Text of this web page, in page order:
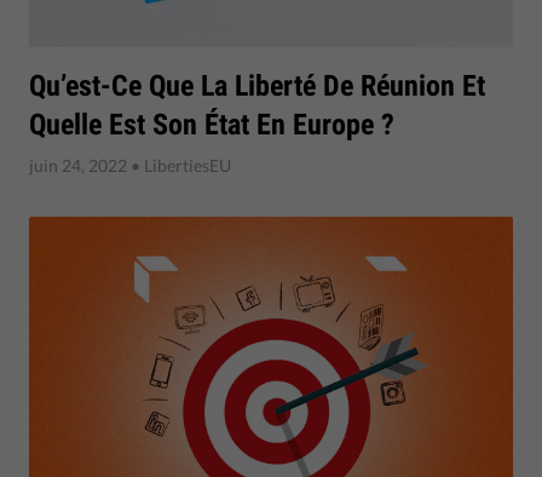
​Qu’est-Ce Que La Liberté De Réunion Et
Quelle Est Son État En Europe ?
juin 24, 2022 • LibertiesEU